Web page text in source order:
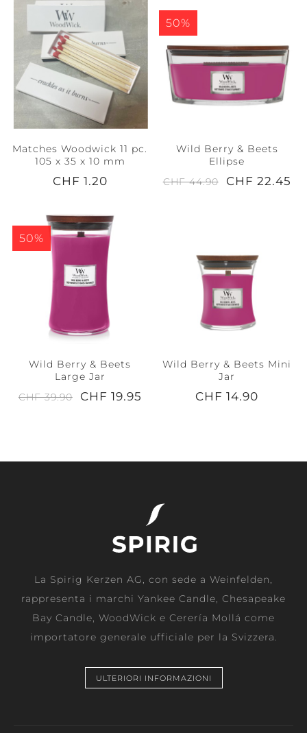
Matches Woodwick 11 pc.
105 x 35 x 10 mm
CHF 1.20
50%
Wild Berry & Beets
Ellipse
CHF 44.90
CHF 22.45
50%
Wild Berry & Beets
Large Jar
CHF 39.90
CHF 19.95
Wild Berry & Beets Mini
Jar
CHF 14.90
La Spirig Kerzen AG, con sede a Weinfelden,
rappresenta i marchi Yankee Candle, Chesapeake
Bay Candle, WoodWick e Cerería Mollá come
importatore generale ufficiale per la Svizzera.
ULTERIORI INFORMAZIONI